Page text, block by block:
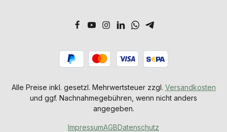
Alle Preise inkl. gesetzl. Mehrwertsteuer zzgl. Versandkosten
und ggf. Nachnahmegebühren, wenn nicht anders
angegeben.
ImpressumAGBDatenschutz